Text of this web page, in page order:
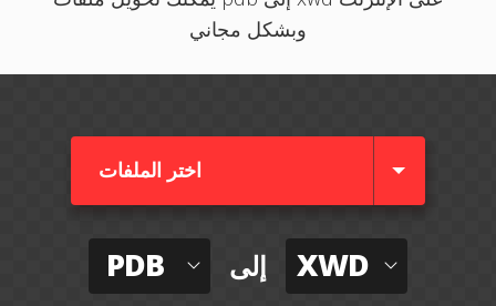
وبشكل مجاني
اختر الملفات
PDB إلى XWD